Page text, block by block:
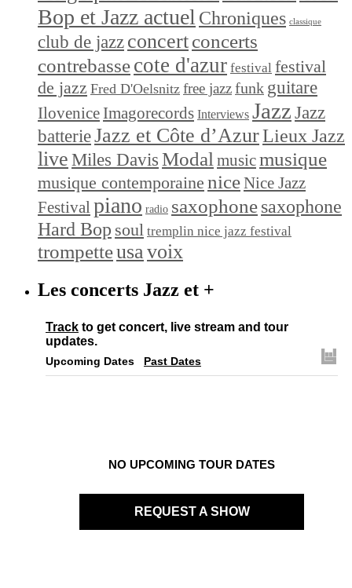
Bop et Jazz actuel Chroniques classique
club de jazz concertconcerts
contrebassecote d'azur festival festival
de jazz Fred D'Oelsnitz free jazzfunk guitare
Ilovenice Imagorecords Interviews Jazz Jazz
batterieJazz et Côte d’AzurLieux Jazz
live Miles Davis Modal musicmusique
musique contemporaine niceNice Jazz
Festivalpiano radio saxophonesaxophone
Hard Bop soul tremplin nice jazz festival
trompetteusavoix
Les concerts Jazz et +
Track to get concert, live stream and tour
updates.
Upcoming Dates Past Dates
NO UPCOMING TOUR DATES
REQUEST A SHOW